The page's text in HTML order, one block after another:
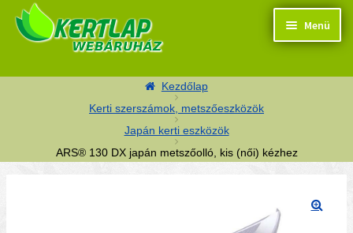
Ugrás a navigációhoz
Kilépés a tartalomba
Menü
Termékek
Kezdőlap
Kerti szerszámok, metszőeszközök
Japán kerti eszközök
ARS® 130 DX japán metszőolló, kis (női) kézhez